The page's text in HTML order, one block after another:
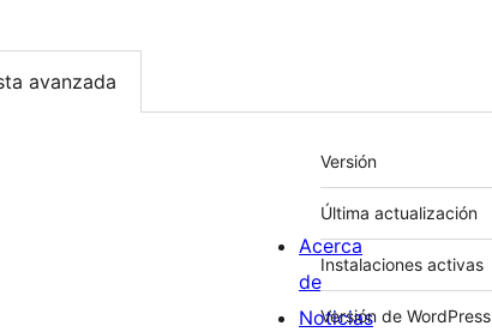
avanzada
Meta
Versión
Última actualización
Instalaciones activas
Versión de WordPress
Acerca
de
Noticias